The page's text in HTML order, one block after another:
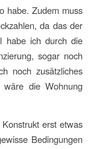
habe. Zudem muss
da das der
habe ich durch die
sogar noch
noch zusätzliches
die Wohnung
erst etwas
Bedingungen